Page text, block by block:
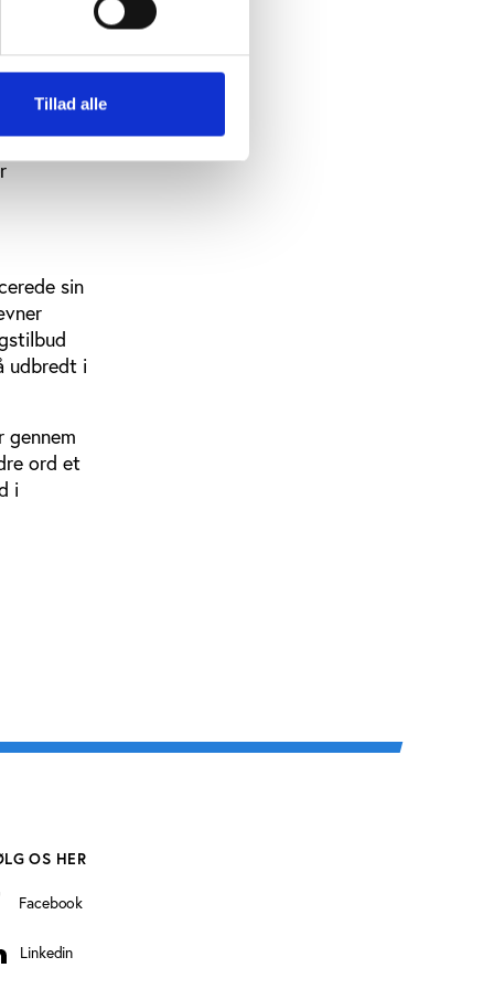
Tillad alle
de
forløb
har 15
sin
udbredt i
ord et
i
OS HER
Facebook
Linkedin